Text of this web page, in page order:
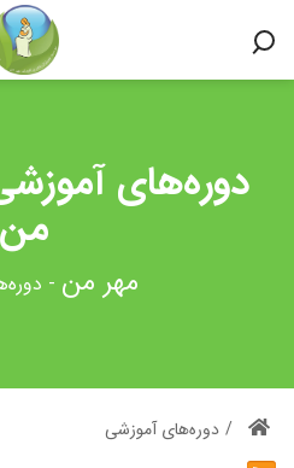
دوره‌های
من
-
/ دوره‌های آموزشی